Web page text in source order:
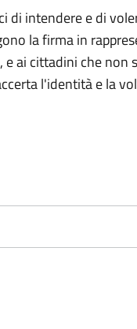
di intendere e di
la firma in
ai cittadini che non
l'identità e la